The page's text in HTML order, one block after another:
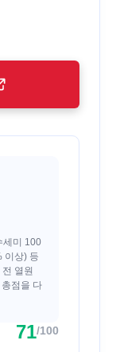
세미 100
이상) 등
열원
점을 다
71/100